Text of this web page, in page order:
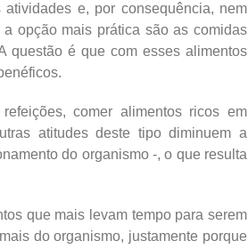
e, por consequência, nem
opção mais prática são as comidas
questão é que com esses alimentos
comer alimentos ricos em
atitudes deste tipo diminuem a
do organismo -, o que resulta
que mais levam tempo para serem
do organismo, justamente porque